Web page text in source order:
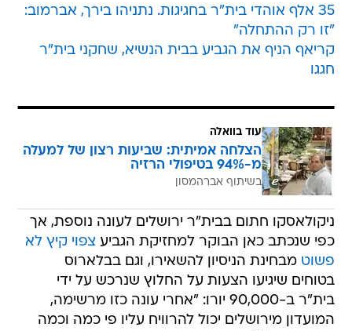
35 אלף אוהדי בית"ר בחגיגות. נתניהו בירך, אברמוב:
"זו רק ההתחלה"
קריאף הניף את הגביע בבית הנשיא, שחקני בית"ר
חגגו
עוד בוואלה
הצלחה אמיתית: שביעות רצון של למעלה
מ-94% בטיפולי הרזיה
בשיתוף אברהמסון
ניקולאסקו חתום בבית"ר ירושלים לעונה נוספת, אך
כפי שנכתב כאן הבוקר למחזיקת הגביע צפוי קיץ לא
פשוט מבחינת הניסיון להשאירו, וגם בבלארוס
בטוחים שיגיעו הצעות על החלוץ שנרכש על ידי
בית"ר ב-90,000 יורו: "אחרי עונה כזו מרשימה,
המועדון מירושלים יכול להרוויח עליו פי כמה וכמה